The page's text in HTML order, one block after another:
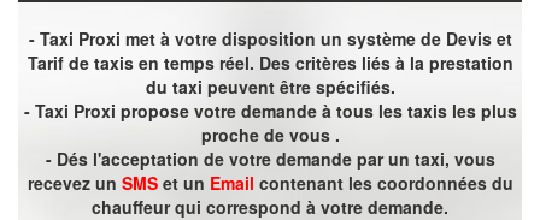
- Taxi Proxi met à votre disposition un système de Devis et
Tarif de taxis en temps réel. Des critères liés à la prestation
du taxi peuvent être spécifiés.
- Taxi Proxi propose votre demande à tous les taxis les plus
proche de vous .
- Dés l'acceptation de votre demande par un taxi, vous
recevez un SMSet un Email contenant les coordonnées du
chauffeur qui correspond à votre demande.